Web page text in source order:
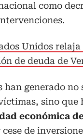
como
Unidos
de deuda de
han generado
sino
económica
de